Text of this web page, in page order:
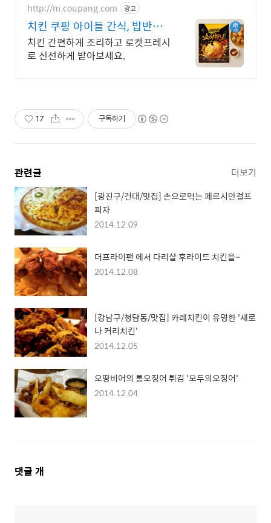
http://m.coupang.com 광고
치킨 쿠팡 아이들 간식, 밥반찬
인기
치킨 간편하게 조리하고 로켓프레시
로 신선하게 받아보세요.
17 구독하기
관련글 더보기
[광진구/건대/맛집] 손으로먹는 페르시안걸프
피자
2014.12.09
더프라이팬 에서 다리살 후라이드 치킨을~
2014.12.08
[강남구/청담동/맛집] 카레치킨이 유명한 '새로
나 커리치킨'
2014.12.05
오땅비어의 통오징어 튀김 '모두의오징어'
2014.12.04
댓
댓글 개